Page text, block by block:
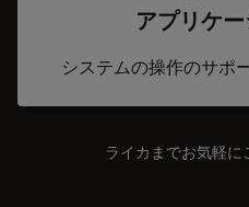
アプリケ
システムの操作のサポ
ライカまでお気軽に